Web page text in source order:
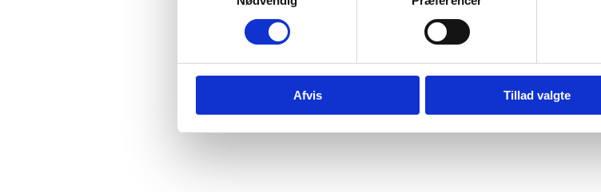
Afvis Tillad valgte